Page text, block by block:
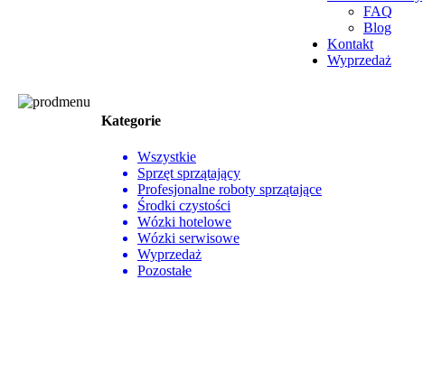
FAQ
Blog
Kontakt
Wyprzedaż
Kategorie
Wszystkie
Sprzęt sprzątający
Profesjonalne roboty sprzątające
Środki czystości
Wózki hotelowe
Wózki serwisowe
Wyprzedaż
Pozostałe